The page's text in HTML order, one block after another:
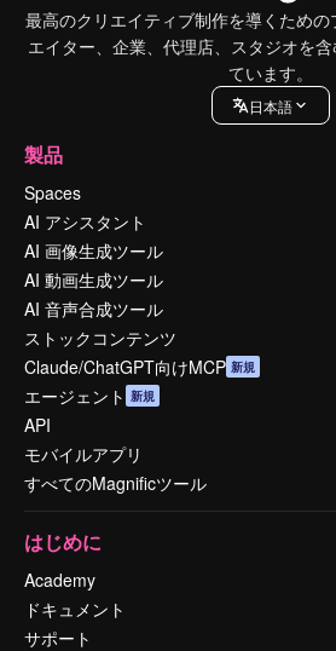
最高のクリエイティブ制作を導くための
エイター、企業、代理店、スタジオを
ています。
日本語
製品
Spaces
AI アシスタント
AI 画像生成ツール
AI 動画生成ツール
AI 音声合成ツール
ストックコンテンツ
Claude/ChatGPT向けMCP 新規
エージェント 新規
API
モバイルアプリ
すべてのMagnificツール
はじめに
Academy
ドキュメント
サポート